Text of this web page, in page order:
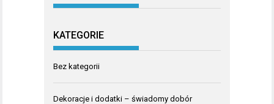
KATEGORIE
Bez kategorii
Dekoracje i dodatki – świadomy dobór